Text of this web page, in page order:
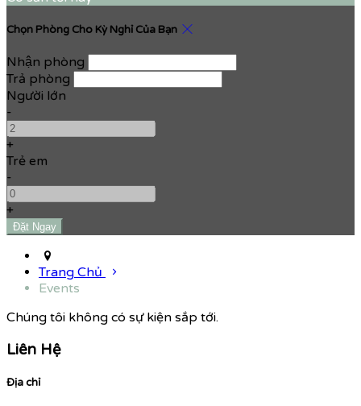
Chọn Phòng Cho Kỳ Nghỉ Của Bạn
Nhận phòng
Trả phòng
Người lớn
-
+
Trẻ em
-
+
Trang Chủ
Events
Chúng tôi không có sự kiện sắp tới.
Liên Hệ
Địa chỉ